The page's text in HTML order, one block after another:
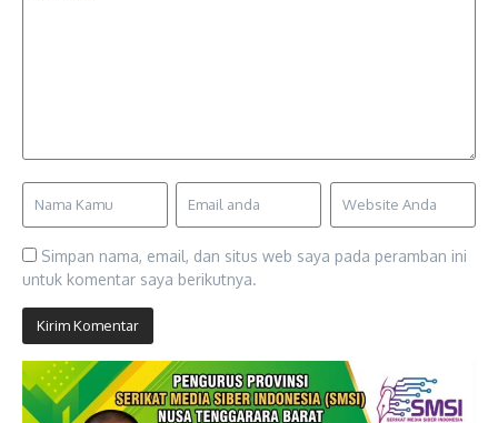
Simpan nama, email, dan situs web saya pada peramban ini
untuk komentar saya berikutnya.